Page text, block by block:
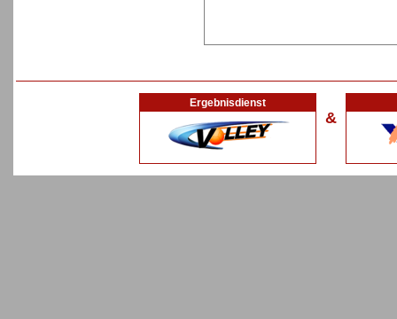
Ergebnisdienst
&